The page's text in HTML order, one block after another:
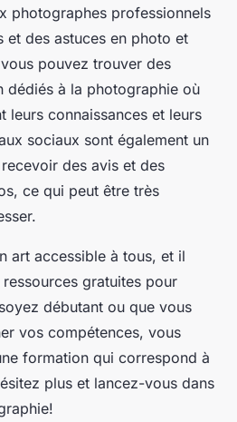
photographes professionnels
et des astuces en photo et
pouvez trouver des
dédiés à la photographie où
leurs connaissances et leurs
sociaux sont également un
des avis et des
ce qui peut être très
art accessible à tous, et il
gratuites pour
débutant ou que vous
vos compétences, vous
formation qui correspond à
plus et lancez-vous dans